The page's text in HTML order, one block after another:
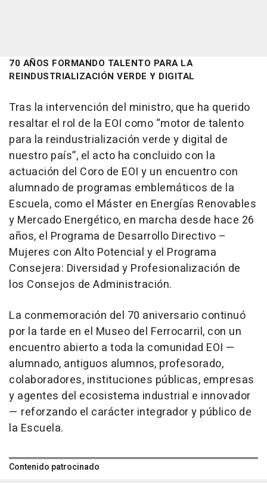
70 AÑOS FORMANDO TALENTO PARA LA
REINDUSTRIALIZACIÓN VERDE Y DIGITAL
Tras la intervención del ministro, que ha querido
resaltar el rol de la EOI como “motor de talento
para la reindustrialización verde y digital de
nuestro país”, el acto ha concluido con la
actuación del Coro de EOI y un encuentro con
alumnado de programas emblemáticos de la
Escuela, como el Máster en Energías Renovables
y Mercado Energético, en marcha desde hace 26
años, el Programa de Desarrollo Directivo –
Mujeres con Alto Potencial y el Programa
Consejera: Diversidad y Profesionalización de
los Consejos de Administración.
La conmemoración del 70 aniversario continuó
por la tarde en el Museo del Ferrocarril, con un
encuentro abierto a toda la comunidad EOI —
alumnado, antiguos alumnos, profesorado,
colaboradores, instituciones públicas, empresas
y agentes del ecosistema industrial e innovador
— reforzando el carácter integrador y público de
la Escuela.
Contenido patrocinado